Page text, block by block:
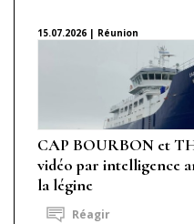
15.07.2026 | Réunion
CAP BOURBON et
vidéo par intelligence
la légine
Réagir